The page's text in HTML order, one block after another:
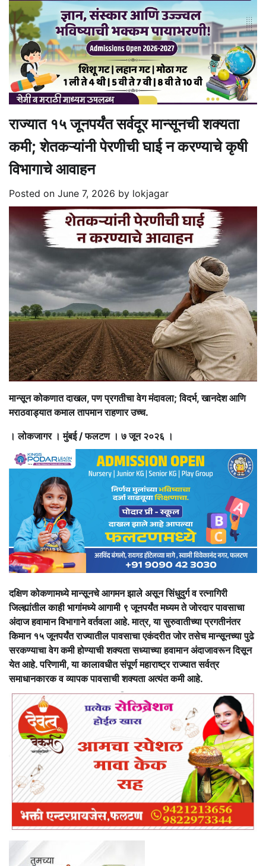
राज्यात १५ जूनपर्यंत सर्वदूर मान्सूनची शक्यता
कमी; शेतकऱ्यांनी पेरणीची घाई न करण्याचे कृषी
विभागाचे आवाहन
Posted on June 7, 2026 by lokjagar
मान्सून कोकणात दाखल, पण प्रगतीचा वेग मंदावला; विदर्भ, खानदेश आणि
मराठवाड्यात कमाल तापमान राहणार उच्च.
। लोकजागर । मुंबई / फलटण । ७ जून २०२६ ।
दक्षिण कोकणामध्ये मान्सूनचे आगमन झाले असून सिंधुदुर्ग व रत्नागिरी
जिल्ह्यांतील काही भागांमध्ये आगामी ९ जूनपर्यंत मध्यम ते जोरदार पावसाचा
अंदाज हवामान विभागाने वर्तवला आहे. मात्र, या सुरुवातीच्या प्रगतीनंतर
किमान १५ जूनपर्यंत राज्यातील पावसाचा एकंदरीत जोर तसेच मान्सूनच्या पुढे
सरकण्याचा वेग कमी होण्याची शक्यता सध्याच्या हवामान अंदाजावरून दिसून
येत आहे. परिणामी, या कालावधीत संपूर्ण महाराष्ट्र राज्यात सर्वत्र
समाधानकारक व व्यापक पावसाची शक्यता अत्यंत कमी आहे.